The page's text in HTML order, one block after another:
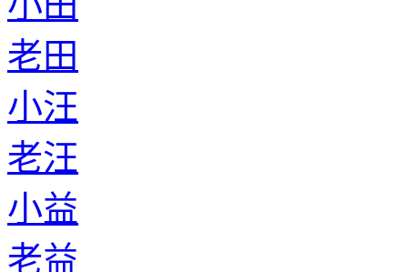
老田
小汪
老汪
小益
老益